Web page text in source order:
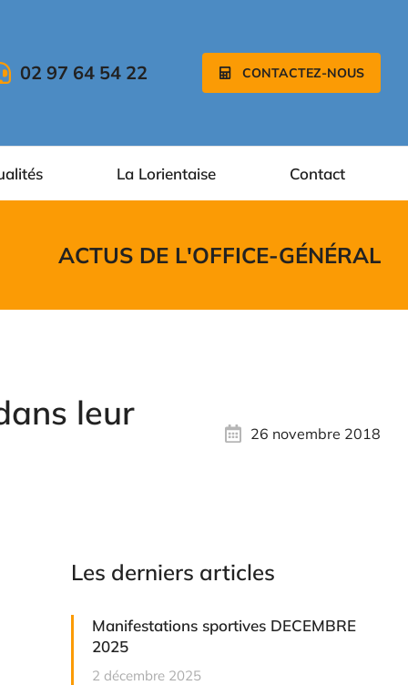
02 97 64 54 22 CONTACTEZ-NOUS
La Lorientaise Contact
ACTUS DE L'OFFICE-GÉNÉRAL
leur
26 novembre 2018
Les derniers articles
Manifestations sportives DECEMBRE
2025
2 décembre 2025